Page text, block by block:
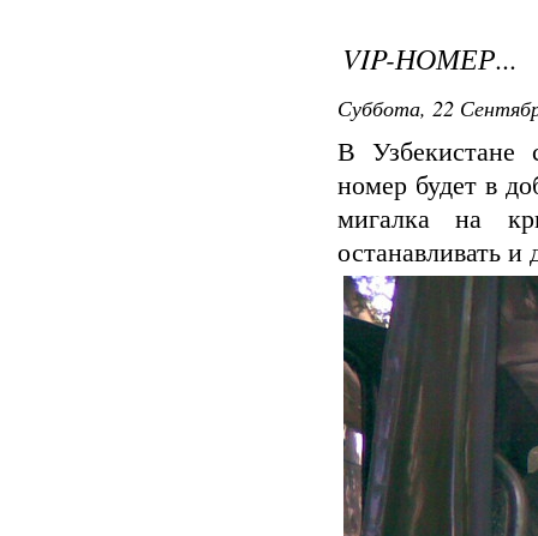
VIP-НОМЕР...
Суббота, 22
В Узбекистане
номер будет в
мигалка на
останавливать